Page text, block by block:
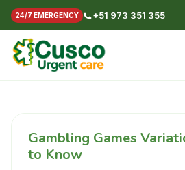
24/7 EMERGENCY +51 973 351 355
Gambling Games
to Know